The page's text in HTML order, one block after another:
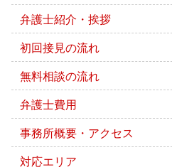
弁護士紹介・挨拶
初回接見の流れ
無料相談の流れ
弁護士費用
事務所概要・アクセス
対応エリア